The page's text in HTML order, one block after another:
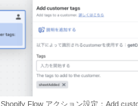
Shopify Flow アクション設定：Add